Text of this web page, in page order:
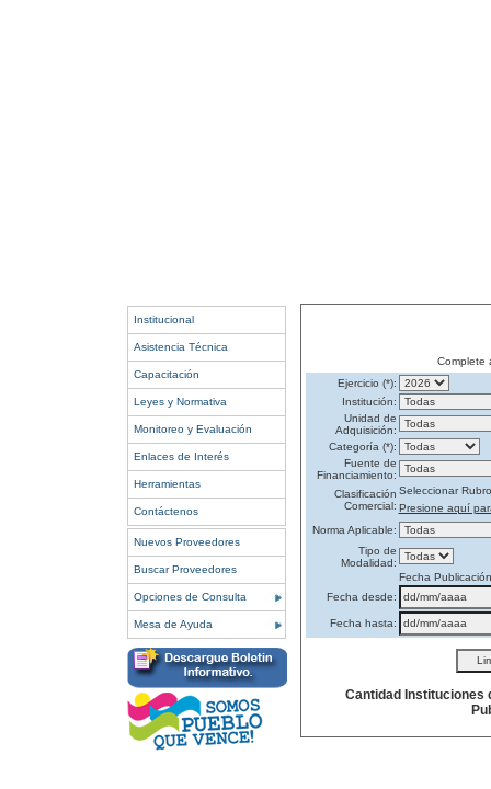
Institucional
Asistencia Técnica
Capacitación
Leyes y Normativa
Monitoreo y Evaluación
Enlaces de Interés
Herramientas
Contáctenos
Nuevos Proveedores
Buscar Proveedores
Opciones de Consulta
Mesa de Ayuda
Complete
Ejercicio (*):
Institución:
Unidad de
Adquisición:
Categoría (*):
Fuente de
Financiamiento:
Clasificación
Comercial:
Seleccionar Rubro
Presione aquí
Norma Aplicable:
Tipo de
Modalidad:
Fecha Publicación
Fecha desde:
Fecha hasta:
Cantidad Instituciones